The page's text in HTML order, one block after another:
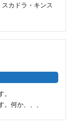
カドラ・キンス
何か、、、